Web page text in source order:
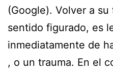
(Google). Volver a
sentido figurado, es
inmediatamente de
, o un trauma. En el